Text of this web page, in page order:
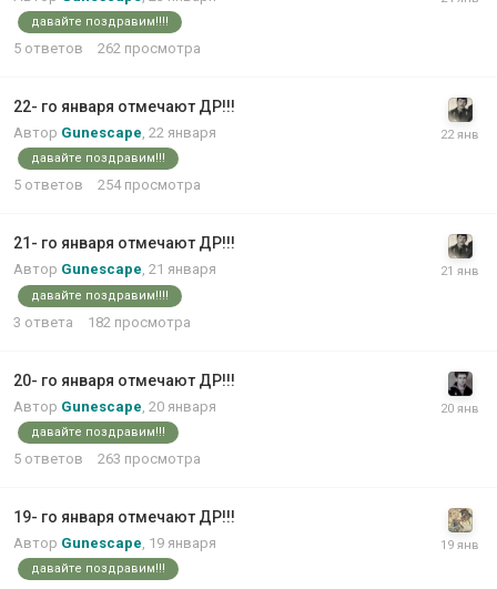
давайте поздравим!!!!
5 ответов 262 просмотра
22- го января отмечают ДР!!!
Автор Gunescape, 22 января
давайте поздравим!!!
5 ответов 254 просмотра
21- го января отмечают ДР!!!
Автор Gunescape, 21 января
давайте поздравим!!!!
3 ответа 182 просмотра
20- го января отмечают ДР!!!
Автор Gunescape 20 января
давайте поздравим!!!
5 ответов 263 просмотра
19- го января отмечают ДР!!!
Автор Gunescape 19 января
давайте поздравим!!!